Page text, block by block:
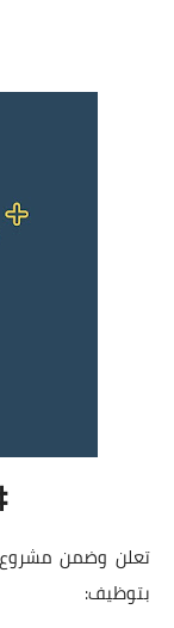
تعلن وضمن مشروع
بتوظيف: